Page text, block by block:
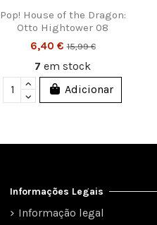
Pop! House of the Dragon:
Otto Hightower 08
6,40 €15,99 €
7em stock
Adicionar
Informações Legais
Informação legal